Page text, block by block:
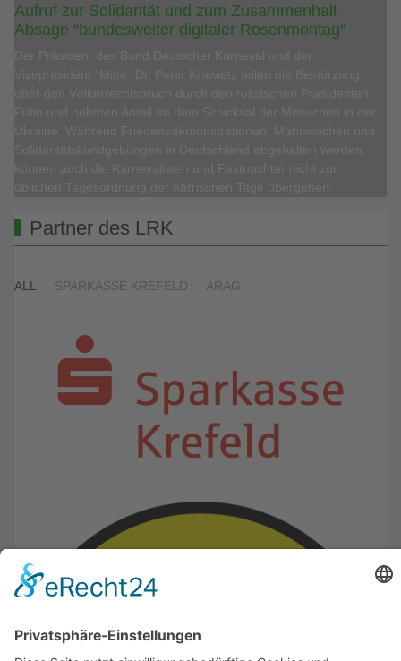
Aufruf zur Solidarität und zum Zusammenhalt
Absage “bundesweiter digitaler Rosenmontag“
Partner des LRK
ALL SPARKASSE KREFELD ARAG